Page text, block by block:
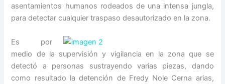
asentamientos humanos rodeados de una intensa jungla,
para detectar cualquier traspaso desautorizado en la zona.
Es por
medio de la supervisión y vigilancia en la zona que se
detectó a personas sustrayendo varias piezas, dando
como resultado la detención de Fredy Nole Cerna arias,